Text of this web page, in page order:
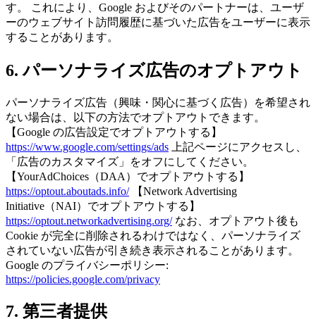
す。 これにより、Google およびそのパートナーは、ユーザ
ーのウェブサイト訪問履歴に基づいた広告をユーザーに表示
することがあります。
6. パーソナライズ広告のオプトアウト
パーソナライズ広告（興味・関心に基づく広告）を希望され
ない場合は、以下の方法でオプトアウトできます。
【Google の広告設定でオプトアウトする】
https://www.google.com/settings/ads 上記ページにアクセスし、
「広告のカスタマイズ」をオフにしてください。
【YourAdChoices（DAA）でオプトアウトする】
https://optout.aboutads.info/【Network Advertising
Initiative（NAI）でオプトアウトする】
https://optout.networkadvertising.org/なお、オプトアウト後も
Cookie が完全に削除されるわけではなく、パーソナライズ
されていない広告が引き続き表示されることがあります。
Google のプライバシーポリシー:
https://policies.google.com/privacy
7. 第三者提供